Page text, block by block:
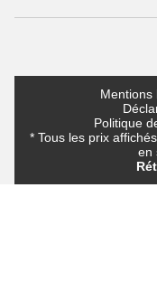
Mentions
Politique
* Tous les prix
en